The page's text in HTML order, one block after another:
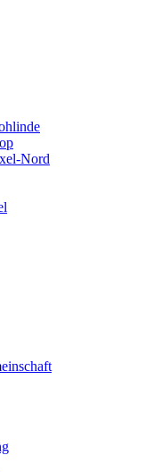
Nord